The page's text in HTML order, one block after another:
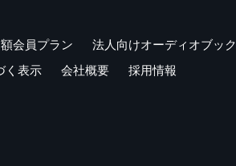
会員プラン
法人向けオーディオブック
く表示 会社概要 採用情報